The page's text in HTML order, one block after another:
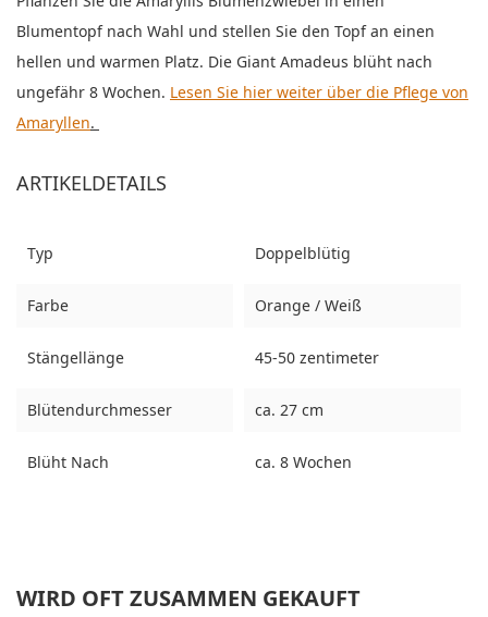
Blumentopf nach Wahl und stellen Sie den Topf an einen
hellen und warmen Platz. Die Giant Amadeus blüht nach
ungefähr 8 Wochen. Lesen Sie hier weiter über die Pflege von
Amaryllen.
ARTIKELDETAILS
Typ Doppelblütig
Farbe Orange / Weiß
Stängellänge 45-50 zentimeter
Blütendurchmesser ca. 27 cm
Blüht Nach ca. 8 Wochen
WIRD OFT ZUSAMMEN GEKAUFT